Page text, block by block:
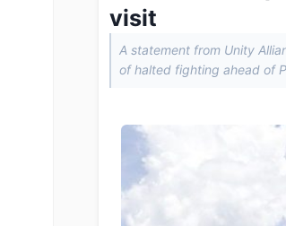
visit
A statement from Unity
of halted fighting ahead of